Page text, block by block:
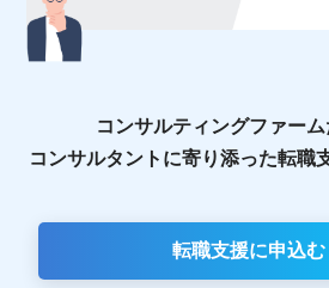
コンサルティングファーム
コンサルタントに寄り添った転職
転職支援に申込む